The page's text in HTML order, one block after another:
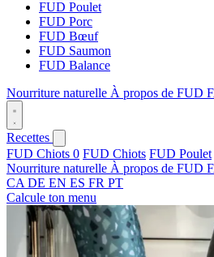
FUD Poulet
FUD Porc
FUD Bœuf
FUD Saumon
FUD Balance
Nourriture naturelle À propos de FUD
Recettes
FUD Chiots 0 FUD Chiots FUD Poulet
Nourriture naturelle À propos de FUD
CA DE EN ES FR PT
Calcule ton menu